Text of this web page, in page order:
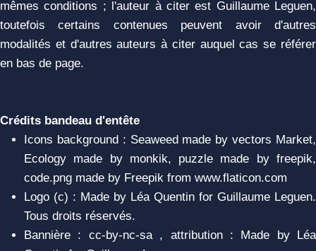
mêmes conditions ; l'auteur à citer est Guillaume Leguen,
toutefois certains contenues peuvent avoir d'autres
modalités et d'autres auteurs à citer auquel cas se référer
en bas de page.
Crédits bandeau d'entête
Icons background : Seaweed made by vectors Market,
Ecology made by monkik, puzzle made by freepik,
code.png made by Freepik from www.flaticon.com
Logo (c) : Made by Léa Quentin for Guillaume Leguen.
Tous droits réservés.
Bannière : cc-by-nc-sa , attribution : Made by Léa